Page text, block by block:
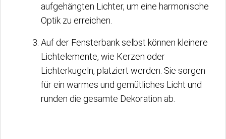
aufgehängten Lichter, um eine harmonische
Optik zu erreichen.
Auf der Fensterbank selbst können kleinere
Lichtelemente, wie Kerzen oder
Lichterkugeln, platziert werden. Sie sorgen
für ein warmes und gemütliches Licht und
runden die gesamte Dekoration ab.